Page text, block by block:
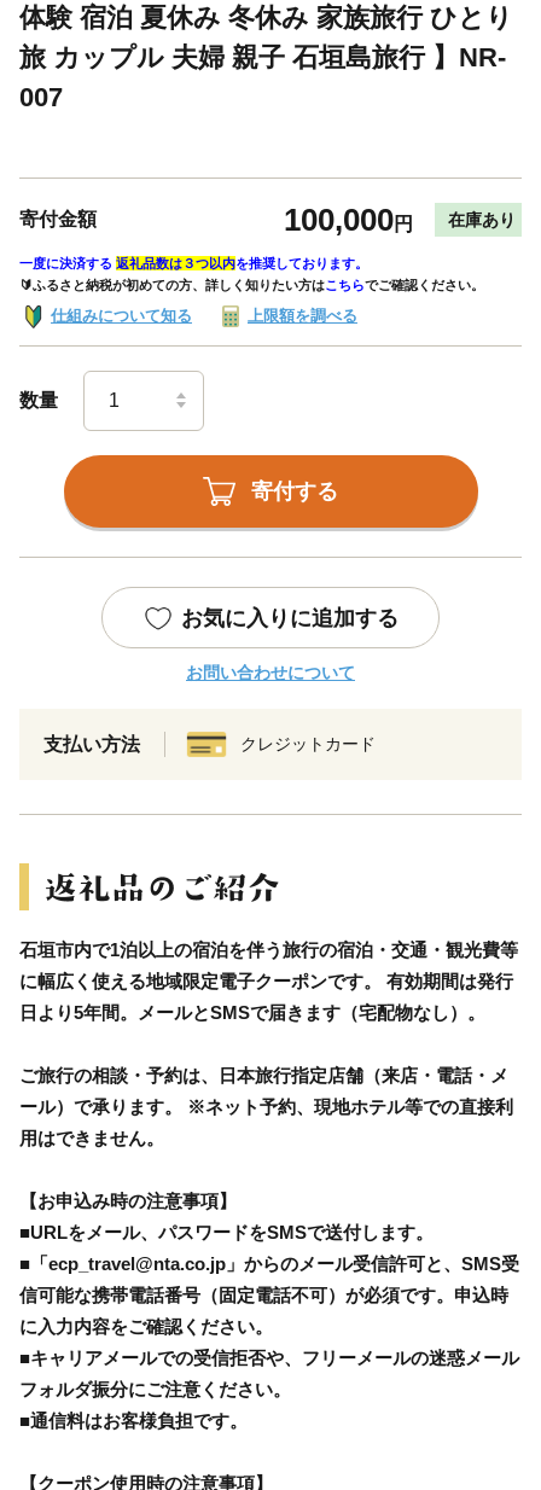
体験 宿泊 夏休み 冬休み 家族旅行 ひとり
旅 カップル 夫婦 親子 石垣島旅行 】NR-
007
寄付金額 100,000円 在庫あり
一度に決済する 返礼品数は３つ以内を推奨しております。
🔰ふるさと納税が初めての方、詳しく知りたい方はこちらでご確認ください。
仕組みについて知る 上限額を調べる
数量
寄付する
お気に入りに追加する
お問い合わせについて
支払い方法 クレジットカード
石垣市内で1泊以上の宿泊を伴う旅行の宿泊・交通・観光費等
に幅広く使える地域限定電子クーポンです。 有効期間は発行
日より5年間。メールとSMSで届きます（宅配物なし）。
ご旅行の相談・予約は、日本旅行指定店舗（来店・電話・メ
ール）で承ります。 ※ネット予約、現地ホテル等での直接利
用はできません。
【お申込み時の注意事項】
■URLをメール、パスワードをSMSで送付します。
■「ecp_travel@nta.co.jp」からのメール受信許可と、SMS受
信可能な携帯電話番号（固定電話不可）が必須です。申込時
に入力内容をご確認ください。
■キャリアメールでの受信拒否や、フリーメールの迷惑メール
フォルダ振分にご注意ください。
■通信料はお客様負担です。
【クーポン使用時の注意事項】